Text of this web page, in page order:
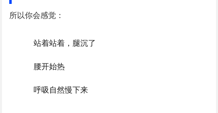
所以你会感觉：
站着站着，腿沉了
腰开始热
呼吸自然慢下来